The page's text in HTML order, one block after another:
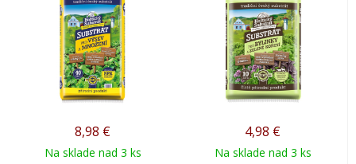
8,98 €
Na sklade nad 3 ks
4,98 €
Na sklade nad 3 ks